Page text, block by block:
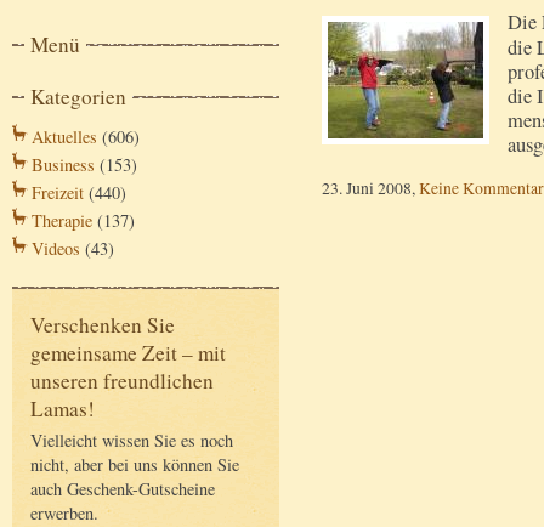
Menü
Kategorien
Aktuelles (606)
Business (153)
Freizeit (440)
Therapie (137)
Videos (43)
Verschenken Sie
gemeinsame Zeit – mit
unseren freundlichen
Lamas!
Vielleicht wissen Sie es noch
nicht, aber bei uns können Sie
auch Geschenk-Gutscheine
erwerben.
Die
die
die
23. Juni 2008,Keine